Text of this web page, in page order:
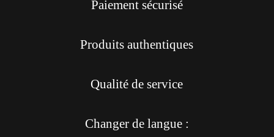
Paiement sécurisé
Produits authentiques
Qualité de service
Changer de langue :